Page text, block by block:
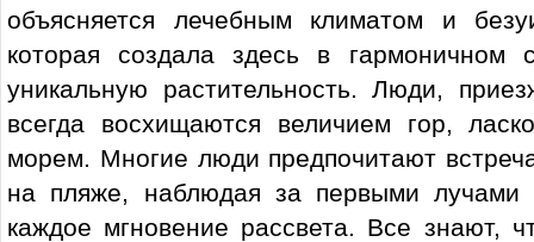
объясняется лечебным климатом и
которая создала здесь в гармоничном
уникальную растительность. Люди,
всегда восхищаются величием гор,
морем. Многие люди предпочитают
на пляже, наблюдая за первыми лучами
каждое мгновение рассвета. Все знают,